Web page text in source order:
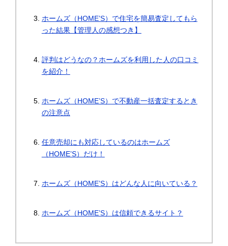
ホームズ（HOME’S）で住宅を簡易査定してもら
った結果【管理人の感想つき】
評判はどうなの？ホームズを利用した人の口コミ
を紹介！
ホームズ（HOME’S）で不動産一括査定するとき
の注意点
任意売却にも対応しているのはホームズ
（HOME’S）だけ！
ホームズ（HOME’S）はどんな人に向いている？
ホームズ（HOME’S）は信頼できるサイト？